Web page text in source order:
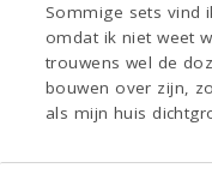
Sommige sets vind
omdat ik niet weet
trouwens wel de
bouwen over zijn,
als mijn huis